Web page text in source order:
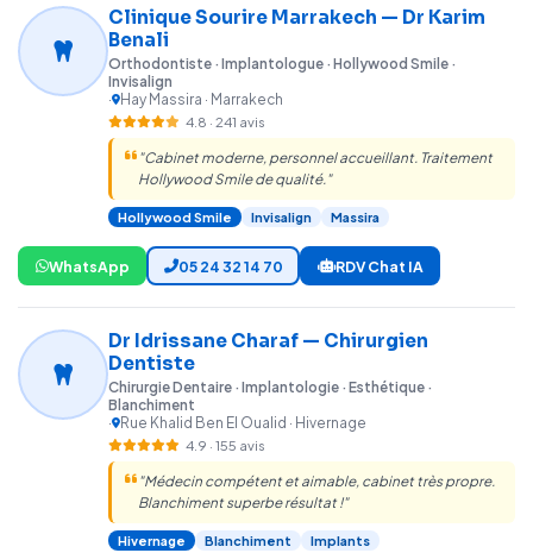
Clinique Sourire Marrakech — Dr Karim
Benali
Orthodontiste · Implantologue · Hollywood Smile ·
Invisalign
·
Hay Massira · Marrakech
4.8 · 241 avis
"Cabinet moderne, personnel accueillant. Traitement
Hollywood Smile de qualité."
Hollywood Smile Invisalign Massira
WhatsApp 05 24 32 14 70 RDV Chat IA
Dr Idrissane Charaf — Chirurgien
Dentiste
Chirurgie Dentaire · Implantologie · Esthétique ·
Blanchiment
·
Rue Khalid Ben El Oualid · Hivernage
4.9 · 155 avis
"Médecin compétent et aimable, cabinet très propre.
Blanchiment superbe résultat !"
Hivernage Blanchiment Implants